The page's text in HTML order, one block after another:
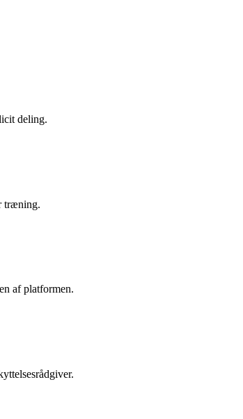
deling.
træning.
af platformen.